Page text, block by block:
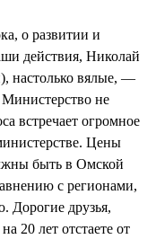
о развитии и
действия, Николай
вялые, —
не
встречает огромное
Цены
быть в Омской
с регионами,
Дорогие друзья,
20 лет отстаете от